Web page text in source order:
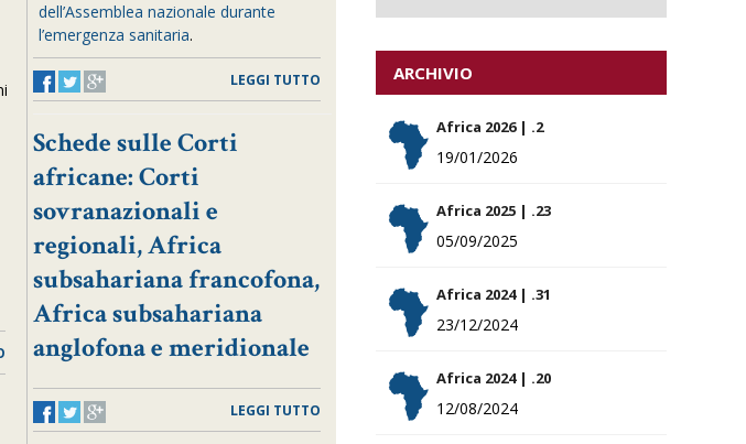
dell’Assemblea nazionale durante
l’emergenza sanitaria.
LEGGI TUTTO
Schede sulle Corti
africane: Corti
sovranazionali e
regionali, Africa
subsahariana francofona,
Africa subsahariana
anglofona e meridionale
LEGGI TUTTO
ARCHIVIO
Africa 2026 | .2
19/01/2026
Africa 2025 | .23
05/09/2025
Africa 2024 | .31
23/12/2024
Africa 2024 | .20
12/08/2024